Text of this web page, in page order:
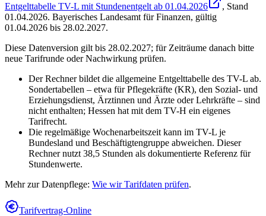
Entgelttabelle TV-L mit Stundenentgelt ab 01.04.2026
, Stand
01.04.2026. Bayerisches Landesamt für Finanzen, gültig
01.04.2026 bis 28.02.2027.
Diese Datenversion gilt bis 28.02.2027; für Zeiträume danach bitte
neue Tarifrunde oder Nachwirkung prüfen.
Der Rechner bildet die allgemeine Entgelttabelle des TV-L ab.
Sondertabellen – etwa für Pflegekräfte (KR), den Sozial- und
Erziehungsdienst, Ärztinnen und Ärzte oder Lehrkräfte – sind
nicht enthalten; Hessen hat mit dem TV-H ein eigenes
Tarifrecht.
Die regelmäßige Wochenarbeitszeit kann im TV-L je
Bundesland und Beschäftigtengruppe abweichen. Dieser
Rechner nutzt 38,5 Stunden als dokumentierte Referenz für
Stundenwerte.
Mehr zur Datenpflege: Wie wir Tarifdaten prüfen.
Tarifvertrag-Online